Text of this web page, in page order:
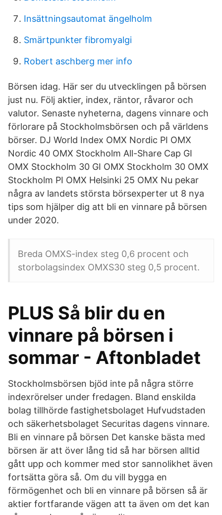
Insättningsautomat ängelholm
Smärtpunkter fibromyalgi
Robert aschberg mer info
Börsen idag. Här ser du utvecklingen på börsen
just nu. Följ aktier, index, räntor, råvaror och
valutor. Senaste nyheterna, dagens vinnare och
förlorare på Stockholmsbörsen och på världens
börser. DJ World Index OMX Nordic PI OMX
Nordic 40 OMX Stockholm All-Share Cap GI
OMX Stockholm 30 GI OMX Stockholm 30 OMX
Stockholm PI OMX Helsinki 25 OMX Nu pekar
några av landets största börsexperter ut 8 nya
tips som hjälper dig att bli en vinnare på börsen
under 2020.
Breda OMXS-index steg 0,6 procent och
storbolagsindex OMXS30 steg 0,5 procent.
PLUS Så blir du en
vinnare på börsen i
sommar - Aftonbladet
Stockholmsbörsen bjöd inte på några större
indexrörelser under fredagen. Bland enskilda
bolag tillhörde fastighetsbolaget Hufvudstaden
och säkerhetsbolaget Securitas dagens vinnare.
Bli en vinnare på börsen Det kanske bästa med
börsen är att över lång tid så har börsen alltid
gått upp och kommer med stor sannolikhet även
fortsätta göra så. Om du vill bygga en
förmögenhet och bli en vinnare på börsen så är
aktier fortfarande vägen att ta även om det kan